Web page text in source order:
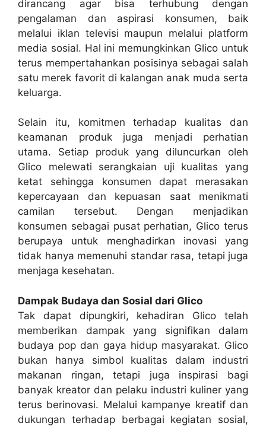
dirancang agar bisa terhubung dengan
pengalaman dan aspirasi konsumen, baik
melalui iklan televisi maupun melalui platform
media sosial. Hal ini memungkinkan Glico untuk
terus mempertahankan posisinya sebagai salah
satu merek favorit di kalangan anak muda serta
keluarga.
Selain itu, komitmen terhadap kualitas dan
keamanan produk juga menjadi perhatian
utama. Setiap produk yang diluncurkan oleh
Glico melewati serangkaian uji kualitas yang
ketat sehingga konsumen dapat merasakan
kepercayaan dan kepuasan saat menikmati
camilan tersebut. Dengan menjadikan
konsumen sebagai pusat perhatian, Glico terus
berupaya untuk menghadirkan inovasi yang
tidak hanya memenuhi standar rasa, tetapi juga
menjaga kesehatan.
Dampak Budaya dan Sosial dari Glico
Tak dapat dipungkiri, kehadiran Glico telah
memberikan dampak yang signifikan dalam
budaya pop dan gaya hidup masyarakat. Glico
bukan hanya simbol kualitas dalam industri
makanan ringan, tetapi juga inspirasi bagi
banyak kreator dan pelaku industri kuliner yang
terus berinovasi. Melalui kampanye kreatif dan
dukungan terhadap berbagai kegiatan sosial,